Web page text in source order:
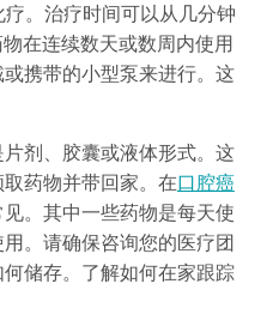
。治疗时间可以从几分钟
在连续数天或数周内使用
携带的小型泵来进行。这
剂、胶囊或液体形式。这
药物并带回家。在口腔癌
。其中一些药物是每天使
。请确保咨询您的医疗团
储存。了解如何在家跟踪